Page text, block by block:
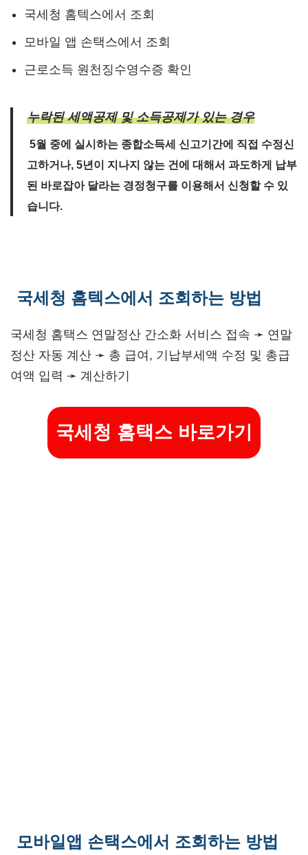
국세청 홈텍스에서 조회
모바일 앱 손택스에서 조회
근로소득 원천징수영수증 확인
누락된 세액공제 및 소득공제가 있는 경우
5월 중에 실시하는 종합소득세 신고기간에 직접 수정신
고하거나, 5년이 지나지 않는 건에 대해서 과도하게 납부
된 바로잡아 달라는 경정청구를 이용해서 신청할 수 있
습니다.
국세청 홈텍스에서 조회하는 방법
국세청 홈택스 연말정산 간소화 서비스 접속 ➛ 연말
정산 자동 계산 ➛ 총 급여, 기납부세액 수정 및 총급
여액 입력 ➛ 계산하기
국세청 홈택스 바로가기
모바일앱 손택스에서 조회하는 방법